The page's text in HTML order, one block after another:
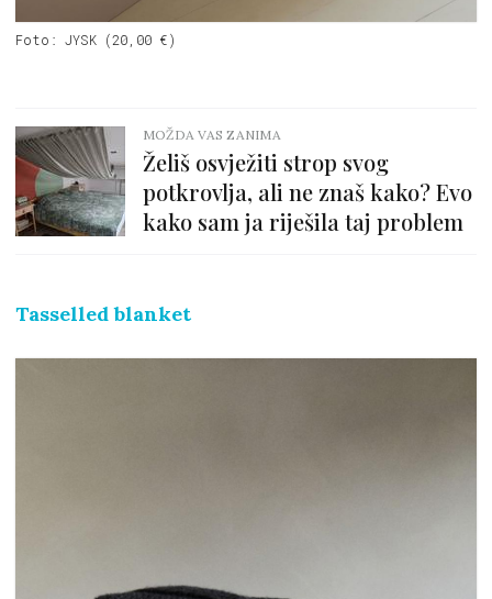
Foto: JYSK (20,00 €)
MOŽDA VAS ZANIMA
Želiš osvježiti strop svog
potkrovlja, ali ne znaš kako? Evo
kako sam ja riješila taj problem
Tasselled blanket